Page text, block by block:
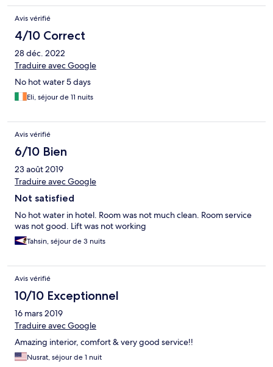
Avis vérifié
4/10 Correct
28 déc. 2022
Traduire avec Google
No hot water 5 days
Eli, séjour de 11 nuits
Avis vérifié
6/10 Bien
23 août 2019
Traduire avec Google
Not satisfied
No hot water in hotel. Room was not much clean. Room service
was not good. Lift was not working
Tahsin, séjour de 3 nuits
Avis vérifié
10/10 Exceptionnel
16 mars 2019
Traduire avec Google
Amazing interior, comfort & very good service!!
Nusrat, séjour de 1 nuit